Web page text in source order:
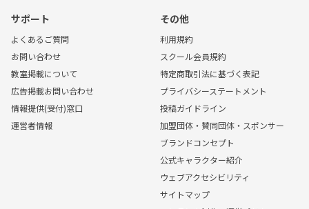
サポート
よくあるご質問
お問い合わせ
教室掲載について
広告掲載お問い合わせ
情報提供(受付)窓口
運営者情報
その他
利用規約
スクール会員規約
特定商取引法に基づく表記
プライバシーステートメント
投稿ガイドライン
加盟団体・賛同団体・スポンサー
ブランドコンセプト
公式キャラクター紹介
ウェブアクセシビリティ
サイトマップ